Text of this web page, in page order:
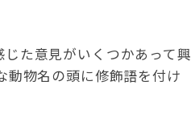
た意見がいくつかあって興
物名の頭に修飾語を付け